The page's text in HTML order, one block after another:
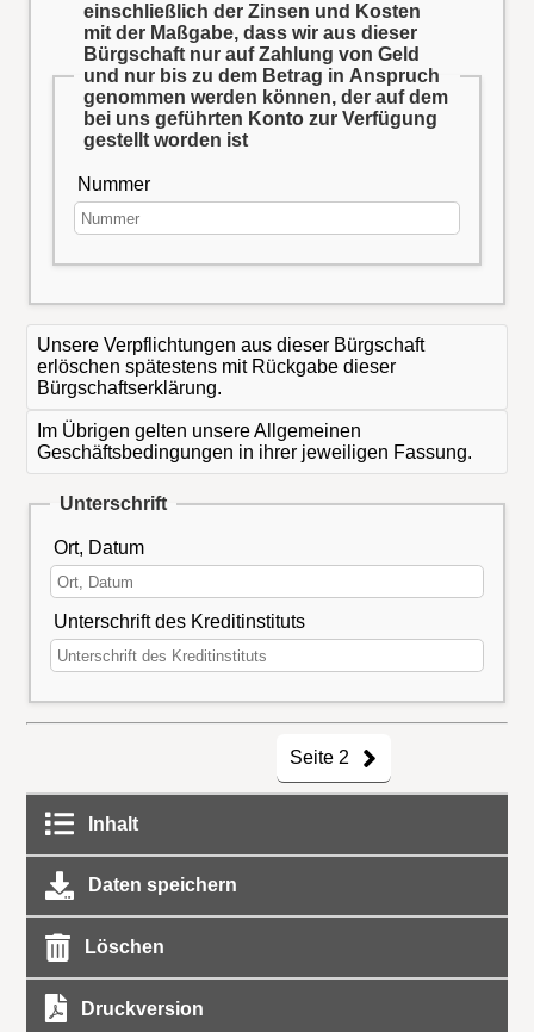
einschließlich der Zinsen und Kosten
mit der Maßgabe, dass wir aus dieser
Bürgschaft nur auf Zahlung von Geld
und nur bis zu dem Betrag in Anspruch
genommen werden können, der auf dem
bei uns geführten Konto zur Verfügung
gestellt worden ist
Nummer
Unsere Verpflichtungen aus dieser Bürgschaft
erlöschen spätestens mit Rückgabe dieser
Bürgschaftserklärung.
Im Übrigen gelten unsere Allgemeinen
Geschäftsbedingungen in ihrer jeweiligen Fassung.
Unterschrift
Ort, Datum
Unterschrift des Kreditinstituts
Seite 2
Inhalt
Daten speichern
Löschen
Druckversion